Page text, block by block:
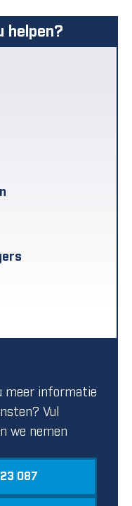
helpen?
meer informatie
Vul
we nemen
087